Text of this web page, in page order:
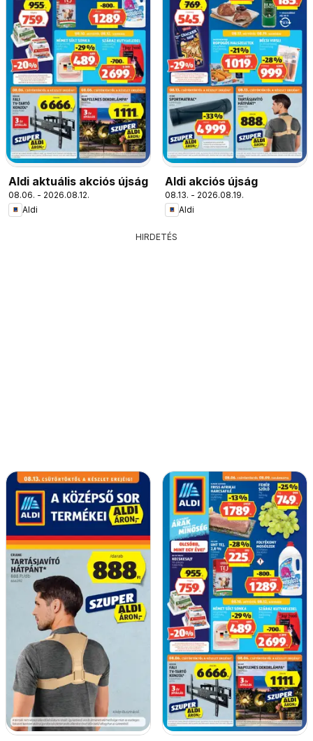
Aldi aktuális akciós újság
08.06. - 2026.08.12.
Aldi
Aldi akciós újság
08.13. - 2026.08.19.
Aldi
HIRDETÉS